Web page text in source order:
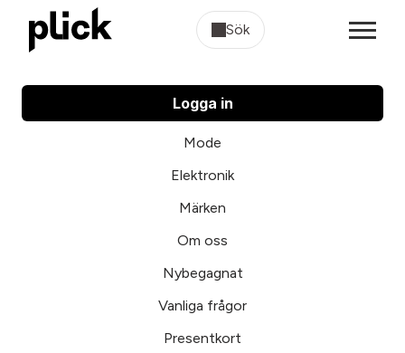
Sök
Logga in
Mode
Elektronik
Märken
Om oss
Nybegagnat
Vanliga frågor
Presentkort